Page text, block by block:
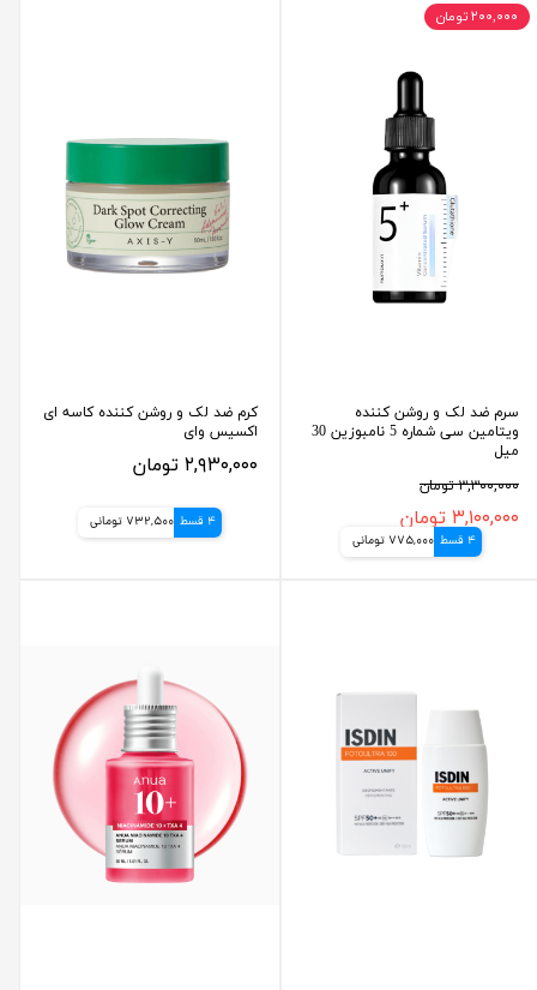
سرم ضد لک و روشن کننده
ویتامین سی شماره 5 نامبوزین 30
میل
۳,۳۰۰,۰۰۰ تومان
۳,۱۰۰,۰۰۰ تومان
4 قسط 775,000 تومانی
۲۰۰,۰۰۰ تومان
کرم ضد لک و روشن کننده کاسه ای
اکسیس وای
۲,۹۳۰,۰۰۰ تومان
4 قسط 732,500 تومانی